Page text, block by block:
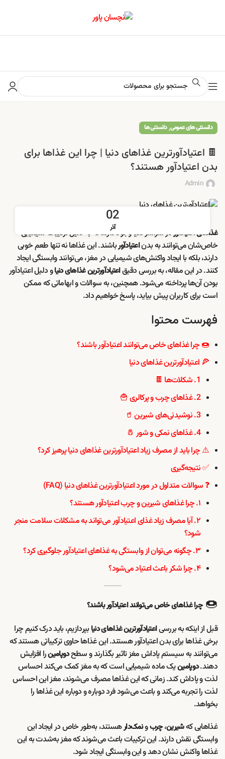
دانستنی های عمومی,دانستنی ها
🍫 اعتیادآورترین غذاهای دنیا | چرا این غذاها برای
بدن اعتیادآور هستند؟
Admin
02
آذر غذاهای اعتیادآوردر سراسر دنیا وجود دارند که به دلیل ترکیبات شیمیایی
خاص‌شان می‌توانند به بدناعتیادآورباشند. این غذاها نه تنها طعم خوبی
دارند، بلکه با ایجاد واکنش‌های شیمیایی در مغز، می‌توانند وابستگی ایجاد
کنند. در این مقاله، به بررسی دقیقاعتیادآورترین غذاهای دنیاو دلیل اعتیادآور
بودن آن‌ها پرداخته می‌شود. همچنین، به سوالات و ابهاماتی که ممکن
است برای کاربران پیش بیاید، پاسخ خواهیم داد.
فهرست محتوا
🍩 چرا غذاهای خاص می‌توانند اعتیادآور باشند؟
🍕 اعتیادآورترین غذاهای دنیا
1. شکلات‌ها 🍫
2. غذاهای چرب و پرکالری 🍟
3. نوشیدنی‌های شیرین 🥤
4. غذاهای نمکی و شور 🧂
⚠️ چرا باید از مصرف زیاد اعتیادآورترین غذاهای دنیا پرهیز کرد؟
✅ نتیجه‌گیری
❓ سوالات متداول در مورد اعتیادآورترین غذاهای دنیا (FAQ)
۱. چرا غذاهای شیرین و چرب اعتیادآور هستند؟
۲. آیا مصرف زیاد غذای اعتیادآور می‌تواند به مشکلات سلامت منجر
شود؟
۳. چگونه می‌توان از وابستگی به غذاهای اعتیادآور جلوگیری کرد؟
۴. چرا شکر باعث اعتیاد می‌شود؟
🍩چرا غذاهای خاص می‌توانند اعتیادآور باشند؟
قبل از اینکه به بررسیاعتیادآورترین غذاهای دنیا بپردازیم، باید درک کنیم چرا
برخی غذاها برای بدن اعتیادآور هستند. این غذاها حاوی ترکیباتی هستند که
می‌توانند به سیستم پاداش مغز تاثیر بگذارند و سطحدوپامینرا افزایش
دهند.دوپامینیک ماده شیمیایی است که به مغز کمک می‌کند احساس
لذت و پاداش کند. زمانی که این غذاها مصرف می‌شوند، مغز این احساس
لذت را تجربه می‌کند و باعث می‌شود فرد دوباره و دوباره این غذاها را
بخواهد.
غذاهایی کهشیرین،چربونمک‌دارهستند، به‌طور خاص در ایجاد این
وابستگی نقش دارند. این ترکیبات باعث می‌شوند که مغز به‌شدت به این
غذاها واکنش نشان دهد و این وابستگی ایجاد شود.